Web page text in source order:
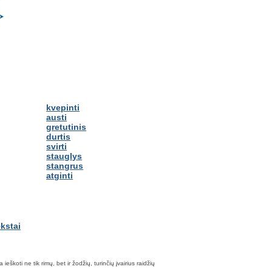
kvepinti
austi
gretutinis
durtis
svirti
stauglys
stangrus
atginti
ne tik rimų, bet ir žodžių, turinčių įvairius raidžių